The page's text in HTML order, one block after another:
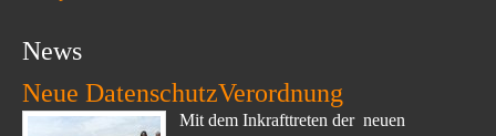
News
Neue DatenschutzVerordnung
Mit dem Inkrafttreten der neuen